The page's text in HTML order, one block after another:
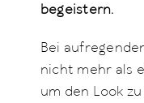
begeistern.
Bei
nicht mehr als
um den Look